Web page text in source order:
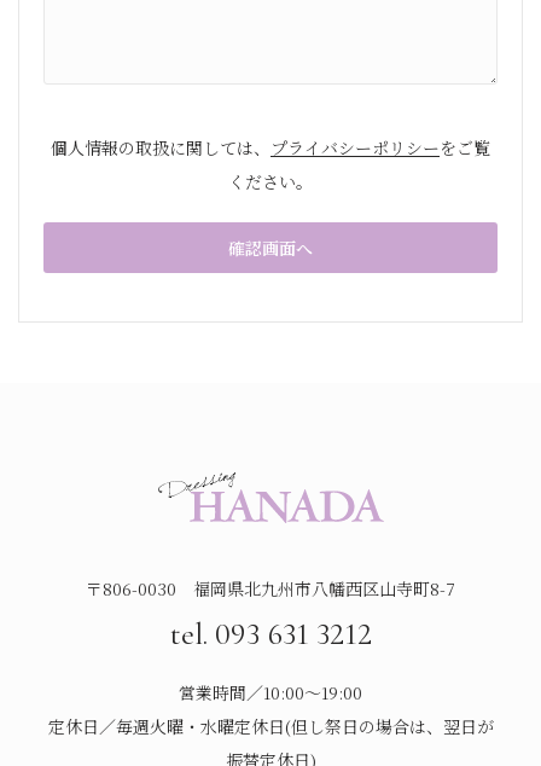
個人情報の取扱に関しては、 プライバシーポリシーをご覧
ください。
〒806-0030 福岡県北九州市八幡西区山寺町8-7
tel. 093 631 3212
営業時間／10:00～19:00
定休日／毎週火曜・水曜定休日(但し祭日の場合は、翌日が
振替定休日)